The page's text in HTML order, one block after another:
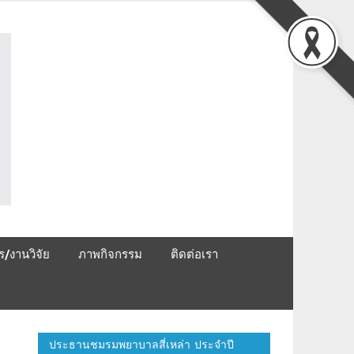
ชมรมพยาบาลสี่เหล่า
/งานวิจัย ภาพกิจกรรม ติดต่อเรา
ประธานชมรมพยาบาลสี่เหล่า ประจำปี